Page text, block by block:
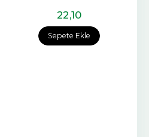
Sepete Ekle
22,10